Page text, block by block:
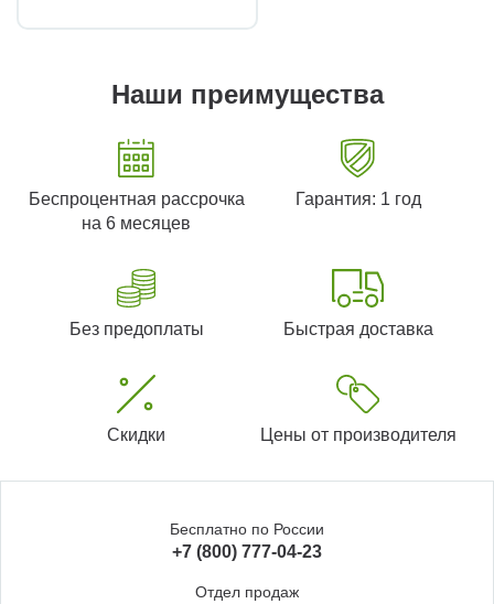
Наши преимущества
Беспроцентная рассрочка
на 6 месяцев
Гарантия: 1 год
Без предоплаты Быстрая доставка
Скидки Цены от производителя
Бесплатно по России
+7 (800) 777-04-23
Отдел продаж